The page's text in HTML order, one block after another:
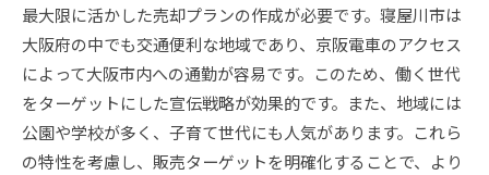
最大限に活かした売却プランの作成が必要です。寝屋川市は
大阪府の中でも交通便利な地域であり、京阪電車のアクセス
によって大阪市内への通勤が容易です。このため、働く世代
をターゲットにした宣伝戦略が効果的です。また、地域には
公園や学校が多く、子育て世代にも人気があります。これら
の特性を考慮し、販売ターゲットを明確化することで、より